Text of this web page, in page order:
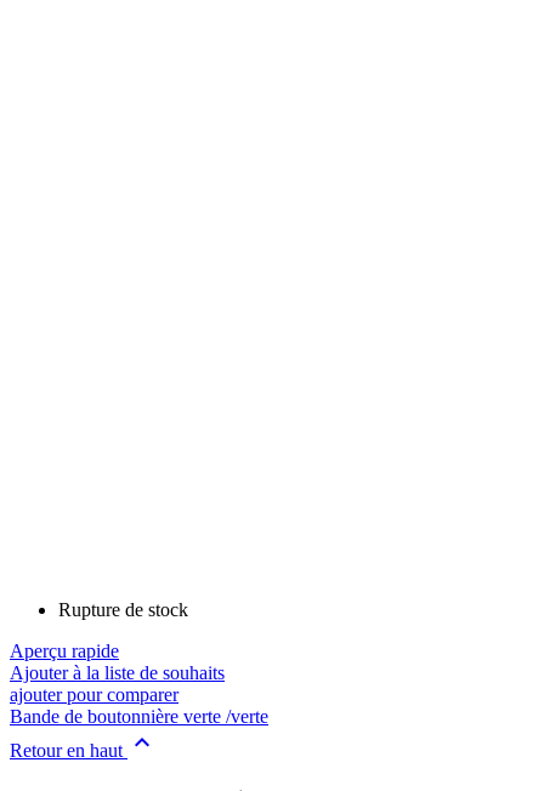
Rupture de stock
Aperçu rapide
Ajouter à la liste de souhaits
ajouter pour comparer
Bande de boutonnière verte /verte
Retour en haut 